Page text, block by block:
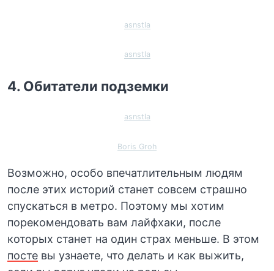
asnstla
asnstla
4. Обитатели подземки
asnstla
Boris Groh
Возможно, особо впечатлительным людям
после этих историй станет совсем страшно
спускаться в метро. Поэтому мы хотим
порекомендовать вам лайфхаки, после
которых станет на один страх меньше. В этом
посте вы узнаете, что делать и как выжить,